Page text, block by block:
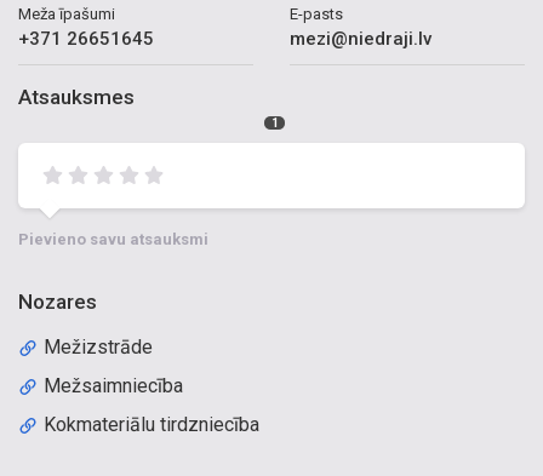
Meža īpašumi
+371 26651645
E-pasts
mezi@niedraji.lv
Atsauksmes
1
Pievieno savu atsauksmi
Nozares
Mežizstrāde
Mežsaimniecība
Kokmateriālu tirdzniecība